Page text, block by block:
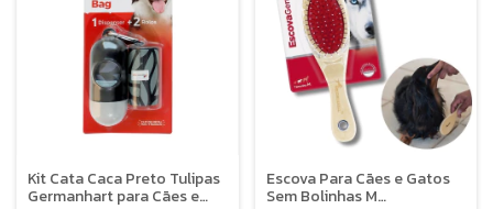
Kit Cata Caca Preto Tulipas
Germanhart para Cães e
Escova Para Cães e Gatos
Sem Bolinhas M